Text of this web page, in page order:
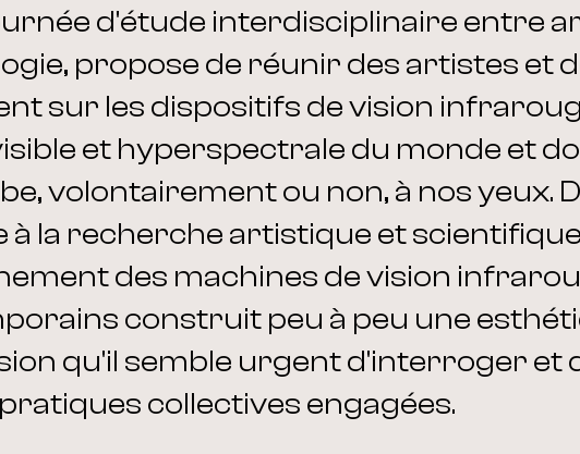
d'étude interdisciplinaire entre
propose de réunir des artistes et
sur les dispositifs de vision
et hyperspectrale du monde et
volontairement ou non, à nos yeux.
à la recherche artistique et
des machines de vision
construit peu à peu une
qu'il semble urgent d'interroger et
collectives engagées.